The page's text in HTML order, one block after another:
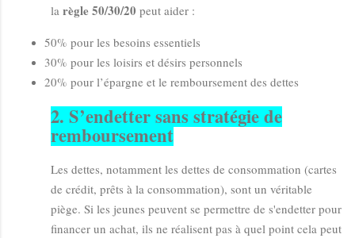
la règle 50/30/20 peut aider :
50% pour les besoins essentiels
30% pour les loisirs et désirs personnels
20% pour l’épargne et le remboursement des dettes
2. S’endetter sans stratégie de
remboursement
Les dettes, notamment les dettes de consommation (cartes
de crédit, prêts à la consommation), sont un véritable
piège. Si les jeunes peuvent se permettre de s'endetter pour
financer un achat, ils ne réalisent pas à quel point cela peut